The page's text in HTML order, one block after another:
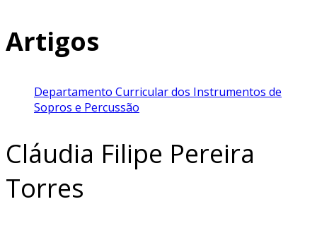
Artigos
Departamento Curricular dos Instrumentos de
Sopros e Percussão
Cláudia Filipe Pereira
Torres